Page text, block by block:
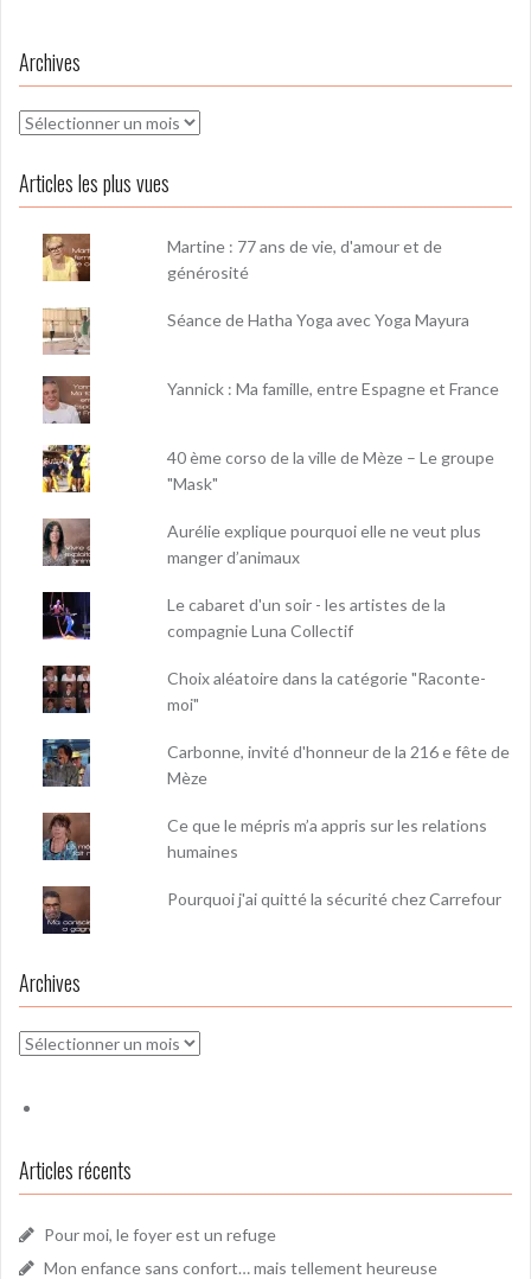
Archives
Archives
Articles les plus vues
Martine : 77 ans de vie, d'amour et de
générosité
Séance de Hatha Yoga avec Yoga Mayura
Yannick : Ma famille, entre Espagne et France
40 ème corso de la ville de Mèze – Le groupe
"Mask"
Aurélie explique pourquoi elle ne veut plus
manger d’animaux
Le cabaret d'un soir - les artistes de la
compagnie Luna Collectif
Choix aléatoire dans la catégorie "Raconte-
moi"
Carbonne, invité d'honneur de la 216 e fête de
Mèze
Ce que le mépris m’a appris sur les relations
humaines
Pourquoi j'ai quitté la sécurité chez Carrefour
Archives
Archives
Articles récents
Pour moi, le foyer est un refuge
Mon enfance sans confort… mais tellement heureuse